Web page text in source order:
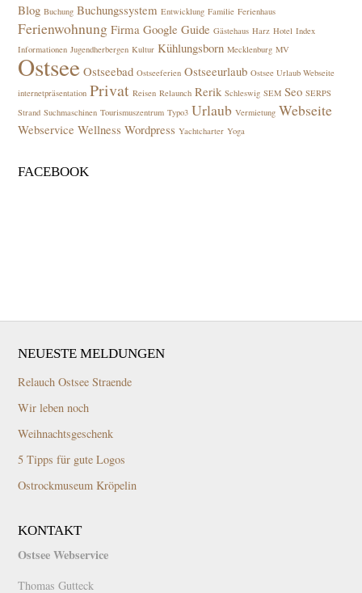
Blog Buchung Buchungssystem Entwicklung Familie Ferienhaus
Ferienwohnung Firma Google Guide Gästehaus Harz Hotel Index
Informationen Jugendherbergen Kultur Kühlungsborn Mecklenburg MV
Ostsee Ostseebad Ostseeferien Ostseeurlaub Ostsee Urlaub Webseite
internetpräsentation Privat Reisen Relaunch Rerik Schleswig SEM Seo SERPS
Strand Suchmaschinen Tourismuszentrum Typo3 Urlaub Vermietung Webseite
Webservice Wellness Wordpress Yachtcharter Yoga
FACEBOOK
NEUESTE MELDUNGEN
Relauch Ostsee Straende
Wir leben noch
Weihnachtsgeschenk
5 Tipps für gute Logos
Ostrockmuseum Kröpelin
KONTAKT
Ostsee Webservice
Thomas Gutteck